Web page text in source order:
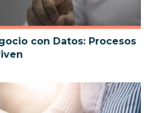
con Datos: Procesos